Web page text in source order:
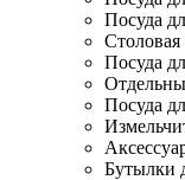
Посуда
Столовая
Посуда
Посуда
Бутылки